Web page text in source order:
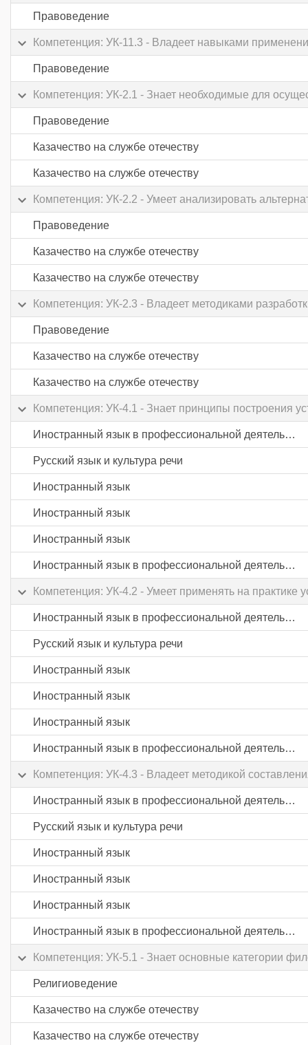
Правоведение
Компетенция: УК-11.3 - Владеет навыками
Правоведение
Компетенция: УК-2.1 - Знает необходимые для
Правоведение
Казачество на службе отечеству
Казачество на службе отечеству
Компетенция: УК-2.2 - Умеет анализировать
Правоведение
Казачество на службе отечеству
Казачество на службе отечеству
Компетенция: УК-2.3 - Владеет методиками
Правоведение
Казачество на службе отечеству
Казачество на службе отечеству
Компетенция: УК-4.1 - Знает принципы построения
Иностранный язык в профессиональной деятельности
Русский язык и культура речи
Иностранный язык
Иностранный язык
Иностранный язык
Иностранный язык в профессиональной деятельности
Компетенция: УК-4.2 - Умеет применять на
Иностранный язык в профессиональной деятельности
Русский язык и культура речи
Иностранный язык
Иностранный язык
Иностранный язык
Иностранный язык в профессиональной деятельности
Компетенция: УК-4.3 - Владеет методикой
Иностранный язык в профессиональной деятельности
Русский язык и культура речи
Иностранный язык
Иностранный язык
Иностранный язык
Иностранный язык в профессиональной деятельности
Компетенция: УК-5.1 - Знает основные категории
Религиоведение
Казачество на службе отечеству
Казачество на службе отечеству